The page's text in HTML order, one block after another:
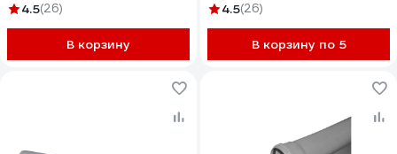
4.5(26)
В корзину
4.5(26)
В корзину по 5